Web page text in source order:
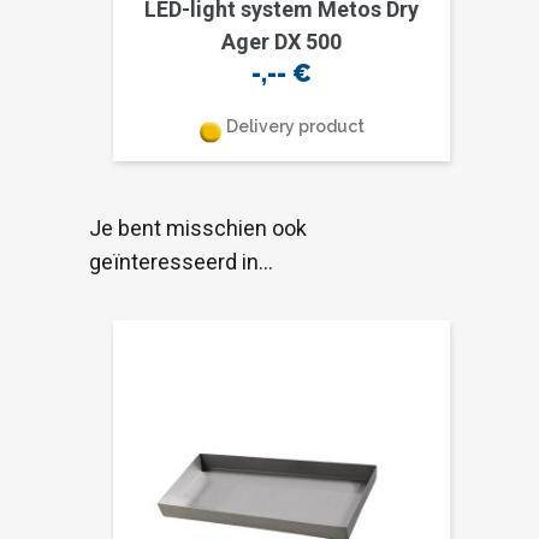
LED-light system Metos Dry
Ager DX 500
-,-- €
Delivery product
Je bent misschien ook
geïnteresseerd in…